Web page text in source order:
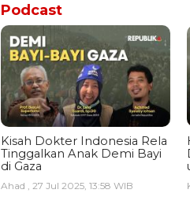
Podcast
Kisah Dokter Indonesia Rela
Tinggalkan Anak Demi Bayi
di Gaza
Ahad , 27 Jul 2025, 13:58 WIB